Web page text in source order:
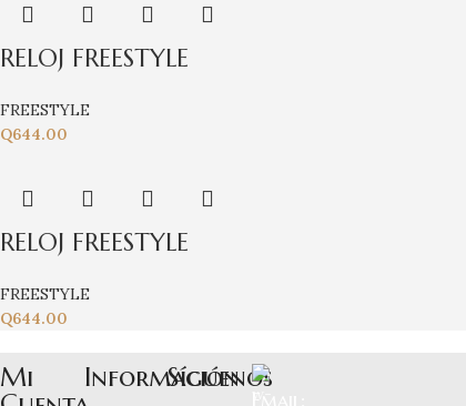
RELOJ FREESTYLE
FREESTYLE
Q644.00
RELOJ FREESTYLE
FREESTYLE
Q644.00
Mi
Información
Síguenos